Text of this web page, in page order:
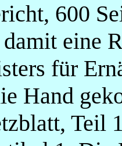
600
eine
für
Hand
Teil